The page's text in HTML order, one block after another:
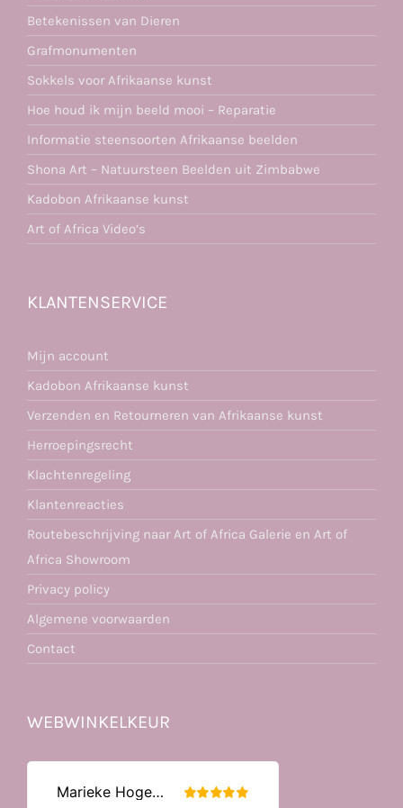
Betekenissen van Dieren
Grafmonumenten
Sokkels voor Afrikaanse kunst
Hoe houd ik mijn beeld mooi – Reparatie
Informatie steensoorten Afrikaanse beelden
Shona Art – Natuursteen Beelden uit Zimbabwe
Kadobon Afrikaanse kunst
Art of Africa Video’s
KLANTENSERVICE
Mijn account
Kadobon Afrikaanse kunst
Verzenden en Retourneren van Afrikaanse kunst
Herroepingsrecht
Klachtenregeling
Klantenreacties
Routebeschrijving naar Art of Africa Galerie en Art of
Africa Showroom
Privacy policy
Algemene voorwaarden
Contact
WEBWINKELKEUR